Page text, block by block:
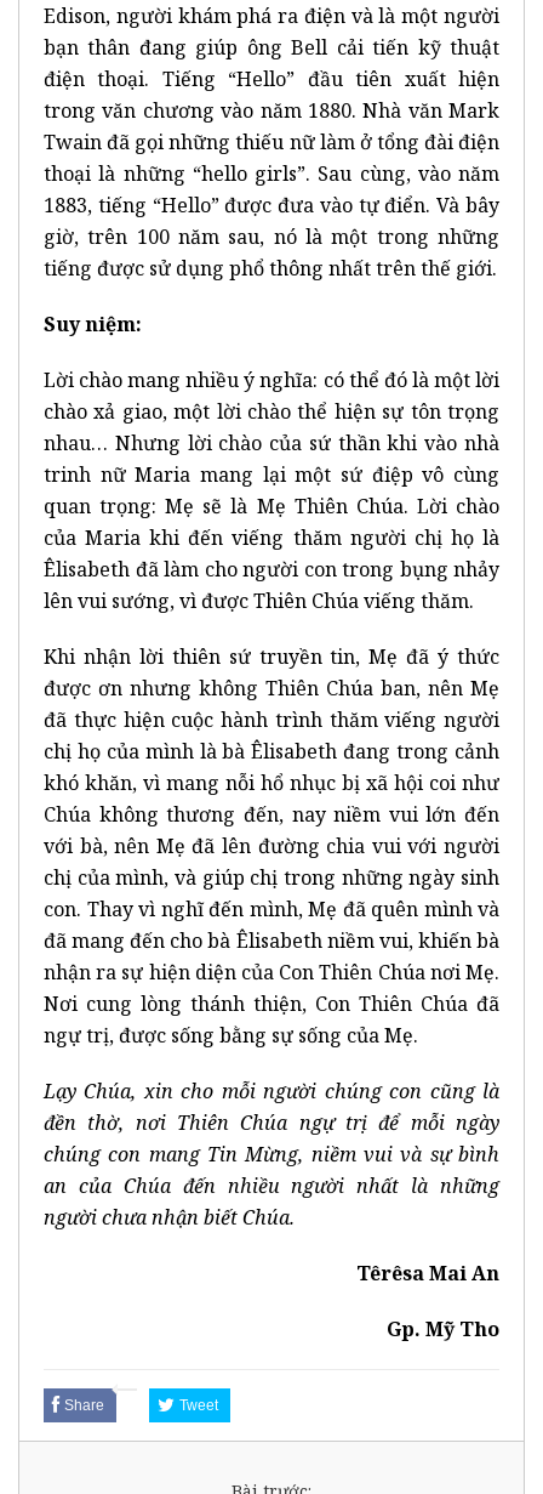
Edison, người khám phá ra điện và là một người
bạn thân đang giúp ông Bell cải tiến kỹ thuật
điện thoại. Tiếng “Hello” đầu tiên xuất hiện
trong văn chương vào năm 1880. Nhà văn Mark
Twain đã gọi những thiếu nữ làm ở tổng đài điện
thoại là những “hello girls”. Sau cùng, vào năm
1883, tiếng “Hello” được đưa vào tự điển. Và bây
giờ, trên 100 năm sau, nó là một trong những
tiếng được sử dụng phổ thông nhất trên thế giới.
Suy niệm:
Lời chào mang nhiều ý nghĩa: có thể đó là một lời
chào xả giao, một lời chào thể hiện sự tôn trọng
nhau… Nhưng lời chào của sứ thần khi vào nhà
trinh nữ Maria mang lại một sứ điệp vô cùng
quan trọng: Mẹ sẽ là Mẹ Thiên Chúa. Lời chào
của Maria khi đến viếng thăm người chị họ là
Êlisabeth đã làm cho người con trong bụng nhảy
lên vui sướng, vì được Thiên Chúa viếng thăm.
Khi nhận lời thiên sứ truyền tin, Mẹ đã ý thức
được ơn nhưng không Thiên Chúa ban, nên Mẹ
đã thực hiện cuộc hành trình thăm viếng người
chị họ của mình là bà Êlisabeth đang trong cảnh
khó khăn, vì mang nỗi hổ nhục bị xã hội coi như
Chúa không thương đến, nay niềm vui lớn đến
với bà, nên Mẹ đã lên đường chia vui với người
chị của mình, và giúp chị trong những ngày sinh
con. Thay vì nghĩ đến mình, Mẹ đã quên mình và
đã mang đến cho bà Êlisabeth niềm vui, khiến bà
nhận ra sự hiện diện của Con Thiên Chúa nơi Mẹ.
Nơi cung lòng thánh thiện, Con Thiên Chúa đã
ngự trị, được sống bằng sự sống của Mẹ.
Lạy Chúa, xin cho mỗi người chúng con cũng là
đền thờ, nơi Thiên Chúa ngự trị để mỗi ngày
chúng con mang Tin Mừng, niềm vui và sự bình
an của Chúa đến nhiều người nhất là những
người chưa nhận biết Chúa.
Têrêsa Mai An
Gp. Mỹ Tho
Share Tweet